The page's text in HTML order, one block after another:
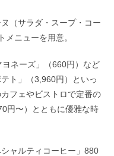
（サラダ・スープ・コー
ニューを用意。
ネーズ」（660円）など
ト」（3,960円）といっ
フェやビストロで定番の
円〜）とともに優雅な時
ャルティコーヒー」880